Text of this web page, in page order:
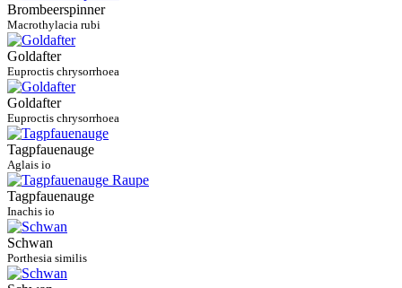
Brombeerspinner
Macrothylacia rubi
Goldafter
Euproctis chrysorrhoea
Goldafter
Euproctis chrysorrhoea
Tagpfauenauge
Aglais io
Tagpfauenauge
Inachis io
Schwan
Porthesia similis